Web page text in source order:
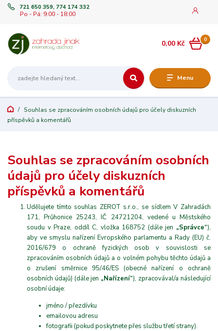
Menu
721 650 359, 774 174 332
Po - Pá: 9:00 - 18:00
0
0,00 Kč
Souhlas se zpracováním osobních údajů pro účely diskuzních
příspěvků a komentářů
Souhlas se zpracováním osobních
údajů pro účely diskuzních
příspěvků a komentářů
Udělujete tímto souhlas ZEROT s.r.o., se sídlem V Zahradách
171, Průhonice 25243, IČ 24721204, vedené u Městského
soudu v Praze, oddíl C, vložka 168752 (dále jen „Správce“),
aby ve smyslu nařízení Evropského parlamentu a Rady (EU) č.
2016/679 o ochraně fyzických osob v souvislosti se
zpracováním osobních údajů a o volném pohybu těchto údajů a
o zrušení směrnice 95/46/ES (obecné nařízení o ochraně
osobních údajů) (dále jen „Nařízení“), zpracovával/a následující
osobní údaje:
jméno / přezdívku
emailovou adresu
fotografii (pokud poskytnete přes službu třetí strany).